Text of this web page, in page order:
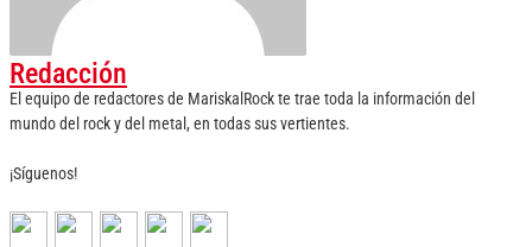
Redacción
El equipo de redactores de MariskalRock te trae toda la información del
mundo del rock y del metal, en todas sus vertientes.
¡Síguenos!